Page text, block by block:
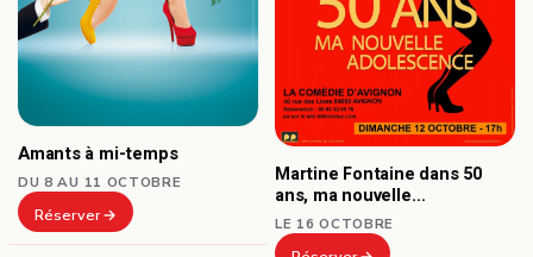
Amants à mi-temps
DU 8 AU 11 OCTOBRE
Réserver
Martine Fontaine dans 50
ans, ma nouvelle
adolescence
LE 16 OCTOBRE